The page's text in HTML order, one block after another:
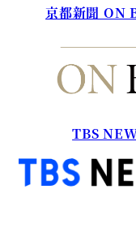
京都新聞 ON
TBS